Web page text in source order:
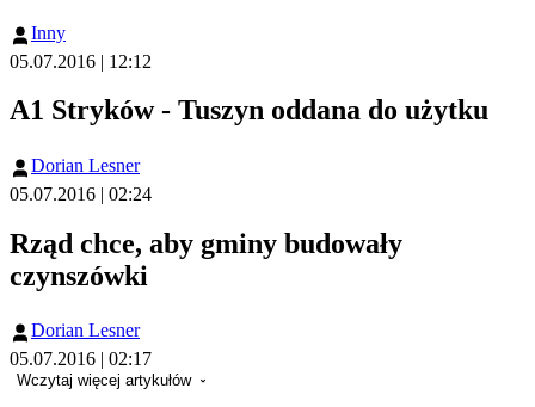
Inny
05.07.2016 | 12:12
A1 Stryków - Tuszyn oddana do użytku
Dorian Lesner
05.07.2016 | 02:24
Rząd chce, aby gminy budowały
czynszówki
Dorian Lesner
05.07.2016 | 02:17
Wczytaj więcej artykułów